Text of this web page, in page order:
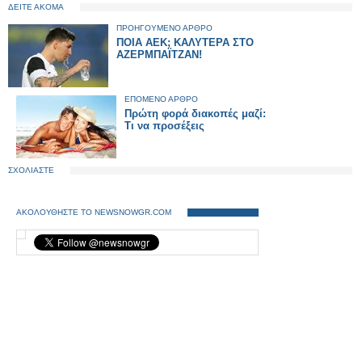
ΔΕΙΤΕ ΑΚΟΜΑ
ΠΡΟΗΓΟΥΜΕΝΟ ΑΡΘΡΟ
ΠΟΙΑ ΑΕΚ; ΚΑΛΥΤΕΡΑ ΣΤΟ
ΑΖΕΡΜΠΑΪΤΖΑΝ!
ΕΠΟΜΕΝΟ ΑΡΘΡΟ
Πρώτη φορά διακοπές μαζί:
Τι να προσέξεις
ΣΧΟΛΙΑΣΤΕ
ΑΚΟΛΟΥΘΗΣΤΕ ΤΟ NEWSNOWGR.COM